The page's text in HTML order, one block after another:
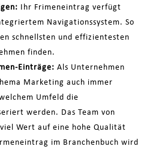
Ihr Frimeneintrag verfügt
Navigationssystem. So
schnellsten und effizientesten
finden.
Einträge: Als Unternehmen
Marketing auch immer
Umfeld die
werden. Das Team von
Wert auf eine hohe Qualität
im Branchenbuch wird